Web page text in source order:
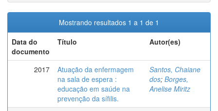
Mostrando resultados 1 a 1 de 1
Data do
documento
Título Autor(es)
2017
Atuação da enfermagem
na sala de espera :
educação em saúde na
prevenção da sífilis.
Santos, Chaiane
dos; Borges,
Anelise Miritz